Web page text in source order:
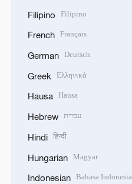
Filipino Filipino
French Français
German Deutsch
Greek Ελληνικά
Hausa Hausa
Hebrew עברית
Hindi हिन्दी
Hungarian Magyar
Indonesian Bahasa Indonesia